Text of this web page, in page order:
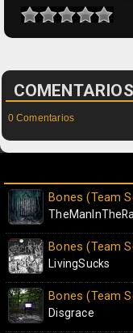
COMENTARIOS
0 Comentarios
Bones (Team
Bones (Team
LivingSucks
Bones (Team
Disgrace